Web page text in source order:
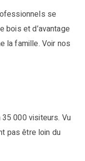
se
bois et d’avantage
la famille. Voir nos
000 visiteurs. Vu
pas être loin du